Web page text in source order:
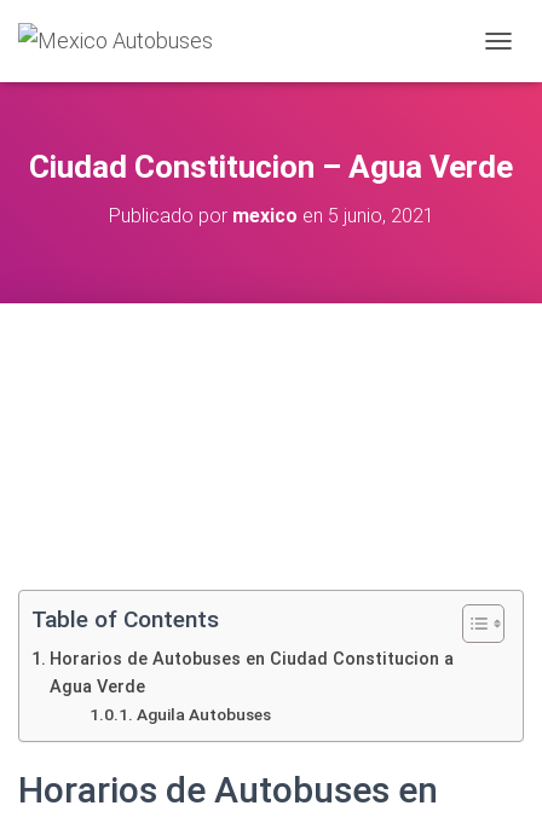
Ciudad Constitucion – Agua Verde
Publicado por mexico en 5 junio, 2021
Table of Contents
Horarios de Autobuses en Ciudad Constitucion a
Agua Verde
Aguila Autobuses
Horarios de Autobuses en